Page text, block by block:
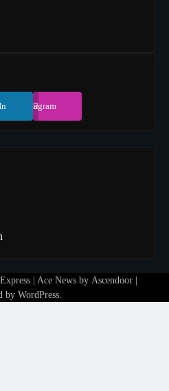
Instagram
| Ace News by Ascendoor
by WordPress.